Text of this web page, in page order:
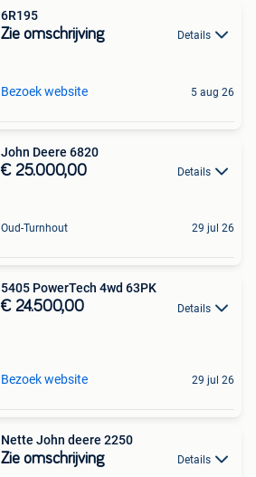
6R195
Zie omschrijving Details
Bezoek website 5 aug 26
John Deere 6820
€ 25.000,00 Details
Oud-Turnhout 29 jul 26
5405 PowerTech 4wd 63PK
€ 24.500,00 Details
Bezoek website 29 jul 26
Nette John deere 2250
Zie omschrijving Details